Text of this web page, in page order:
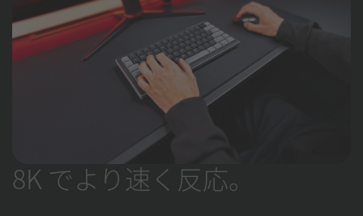
8K でより速く反応。